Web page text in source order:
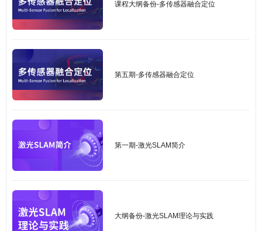
课程大纲备份-多传感器融合定位
第五期-多传感器融合定位
第一期-激光SLAM简介
大纲备份-激光SLAM理论与实践